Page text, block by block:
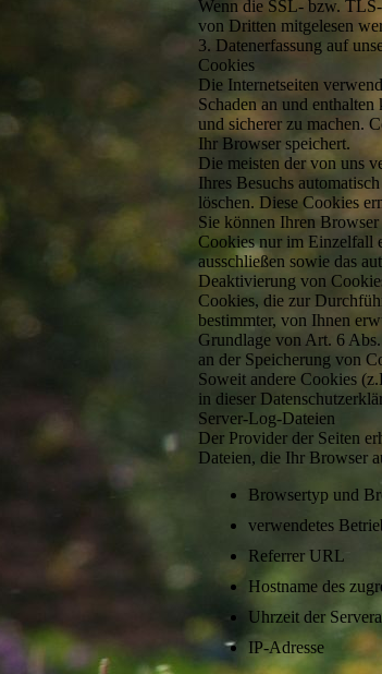
Wenn die SSL- bzw.
von Dritten mitgelesen
3. Datenerfassung auf
Cookies
Die Internetseiten
Schaden an und
und sicherer zu machen.
Ihr Browser speichert.
Die meisten der von uns
Ihres Besuchs
löschen. Diese Cookies
Sie können Ihren
Cookies nur im Einzelfall
ausschließen sowie das
Deaktivierung von
Cookies, die zur
bestimmter, von Ihnen
Grundlage von Art. 6
an der Speicherung von
Soweit andere Cookies
in dieser
Server-Log-Dateien
Der Provider der Seiten
Dateien, die Ihr Browser
Browsertyp und
verwendetes
Referrer URL
Hostname des
Uhrzeit der
IP-Adresse